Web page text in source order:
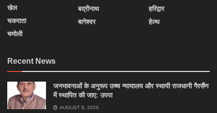
खेल
चकराता
चमोली
बद्रीनाथ
बागेश्वर
हरिद्वार
हेल्थ
Recent News
जनभावनाओं के अनुरूप उच्च न्यायालय और स्थायी राजधानी गैरसैंण
में स्थापित की जाए: उपपा
AUGUST 8, 2026